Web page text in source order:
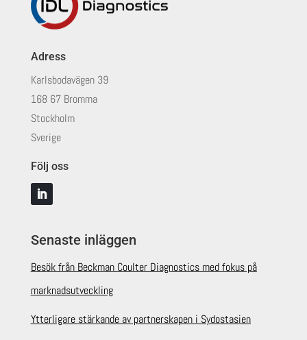
Adress
Karlsbodavägen 39
168 67 Bromma
Stockholm
Sverige
Följ oss
Senaste inläggen
Besök från Beckman Coulter Diagnostics med fokus på
marknadsutveckling
Ytterligare stärkande av partnerskapen i Sydostasien